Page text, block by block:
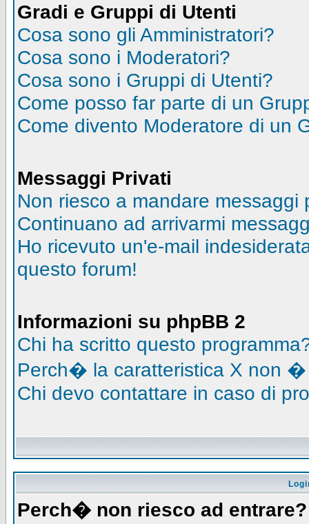
Gradi e Gruppi di Utenti
Cosa sono gli Amministratori?
Cosa sono i Moderatori?
Cosa sono i Gruppi di Utenti?
Come posso far parte di un
Come divento Moderatore di un
Messaggi Privati
Non riesco a mandare messaggi
Continuano ad arrivarmi
Ho ricevuto un'e-mail
questo forum!
Informazioni su phpBB 2
Chi ha scritto questo
Perch� la caratteristica X non �
Chi devo contattare in caso di
Perch� non riesco ad entrare?